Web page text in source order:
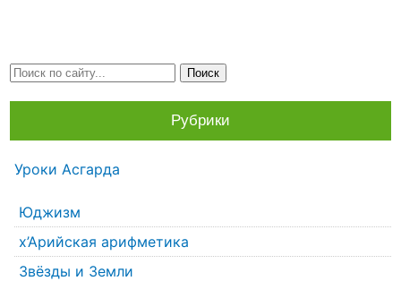
Рубрики
Уроки Асгарда
Юджизм
х’Арийская арифметика
Звёзды и Земли